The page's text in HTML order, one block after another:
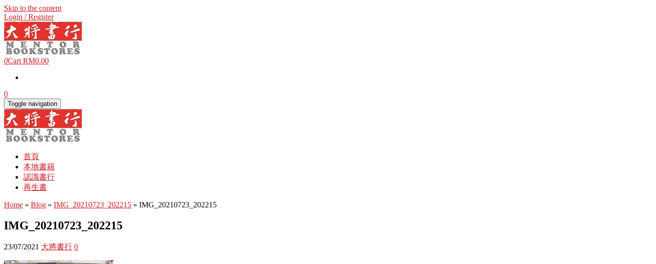
Skip to the content
Login / Register
0Cart RM0.00
0
Toggle navigation
首頁
本地書籍
認識書行
再生書
Home » Blog » IMG_20210723_202215 » IMG_20210723_202215
IMG_20210723_202215
23/07/2021 大將書行 0